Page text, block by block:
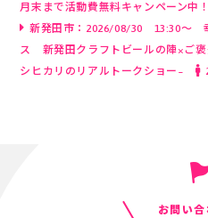
月末まで活動費無料キャンペーン
新発田市：2026/08/30 13:30～
ス 新発田クラフトビールの陣×ご
シヒカリのリアルトークショー~
お問い